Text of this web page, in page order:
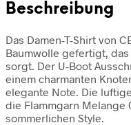
Beschreibung
Das Damen-T-Shirt von
Baumwolle gefertigt,
sorgt. Der U-Boot
einem charmanten
elegante Note. Die
die Flammgarn Melange
sommerlichen Style.